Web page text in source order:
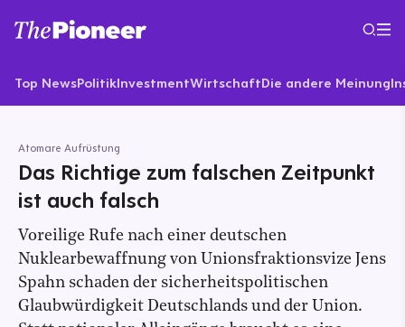
Top NewsPolitikInvestmentWirtschaftDie andere Meinung
Atomare Aufrüstung
Das Richtige zum falschen Zeitpunkt
ist auch falsch
Voreilige Rufe nach einer deutschen
Nuklearbewaffnung von Unionsfraktionsvize Jens
Spahn schaden der sicherheitspolitischen
Glaubwürdigkeit Deutschlands und der Union.